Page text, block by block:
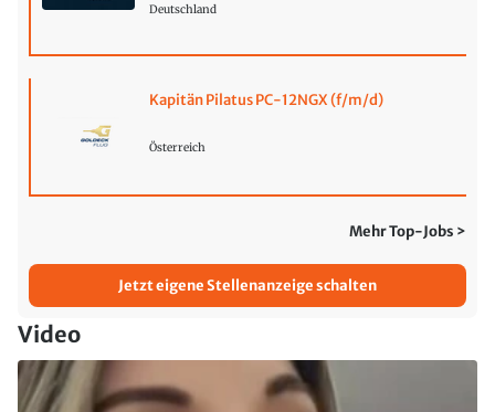
Deutschland
Kapitän Pilatus PC-12NGX (f/m/d)
Österreich
Mehr Top-Jobs >
Jetzt eigene Stellenanzeige schalten
Video